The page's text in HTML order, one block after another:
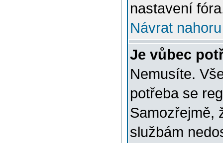
nastavení
Návrat nahoru
Je vůbec
Nemusíte.
potřeba se
Samozřejmě,
službám